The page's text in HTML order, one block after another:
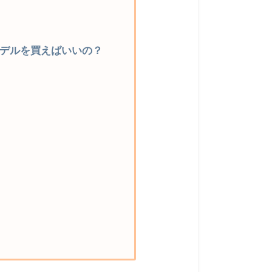
ルを買えばいいの？